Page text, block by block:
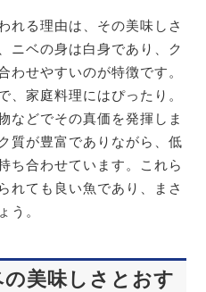
れる理由は、その美味しさ
ニベの身は白身であり、ク
わせやすいのが特徴です。
、家庭料理にはぴったり。
などでその真価を発揮しま
質が豊富でありながら、低
ち合わせています。これら
れても良い魚であり、まさ
う。
美味しさとおす